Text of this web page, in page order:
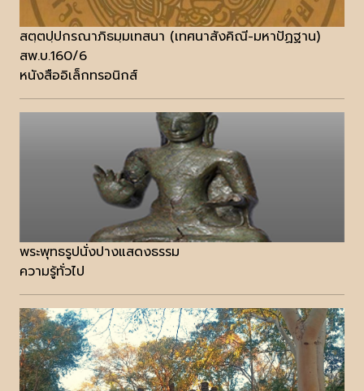
สตฺตปฺปกรณาภิธมฺมเทสนา (เทศนาสังคิณี-มหาปัฏฐาน)
สพ.บ.160/6
หนังสืออิเล็กทรอนิกส์
พระพุทธรูปนั่งปางแสดงธรรม
ความรู้ทั่วไป